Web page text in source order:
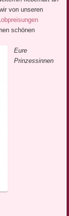
von unseren
schönen
Eure
Prinzessinnen